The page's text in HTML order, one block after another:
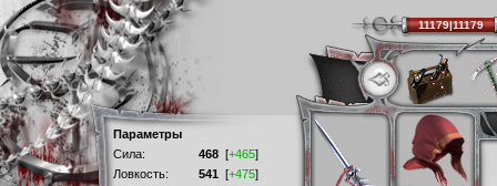
Параметры
Сила:
468 [+465]
Ловкость:
541 [+475]
11179|11179